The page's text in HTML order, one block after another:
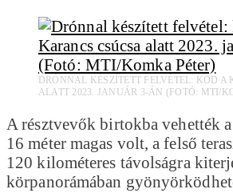
DRÓNNAL KÉSZÍTETT FELVÉTEL: KÖD A
ALATT 2023. JANUÁR 3-ÁN (FOTÓ: MTI/
A résztvevők birtokba vehették
16 méter magas volt, a felső
120 kilométeres távolságra
körpanorámában